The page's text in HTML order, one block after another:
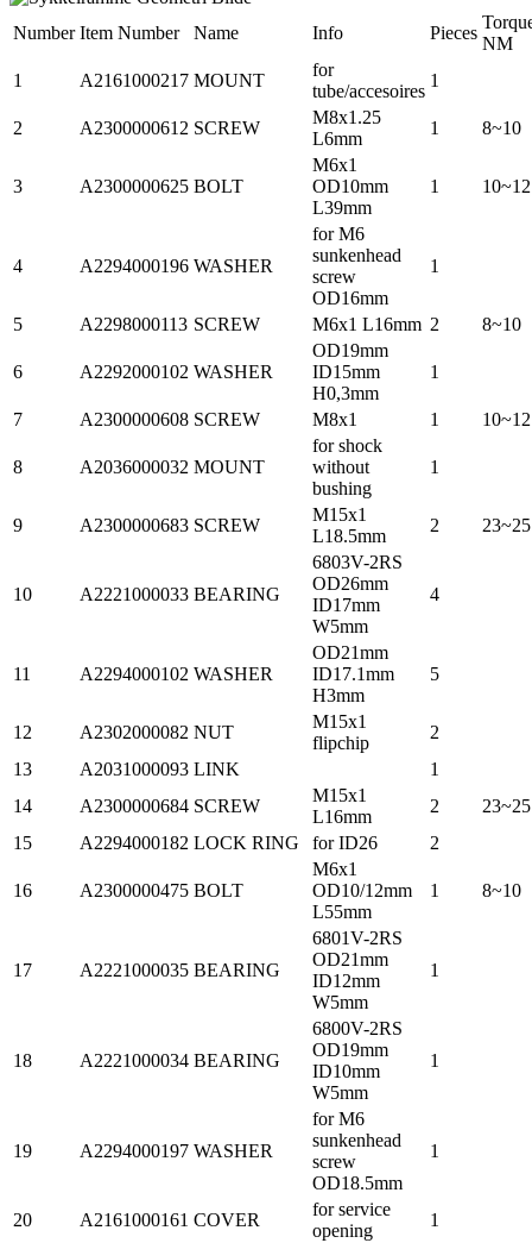
Number Item Number Name Info Pieces
NM
1
A2161000217 MOUNT
for
tube/accesoires
1
2 A2300000612 SCREW
M8x1.25
L6mm
1 8~10
3 A2300000625 BOLT
M6x1
OD10mm
L39mm
1 10~12
4 A2294000196 WASHER
for M6
sunkenhead
screw
OD16mm
1
5 A2298000113 SCREW M6x1 L16mm 2 8~10
6 A2292000102 WASHER
OD19mm
ID15mm
H0,3mm
1
7 A2300000608 SCREW M8x1 1 10~12
8 A2036000032 MOUNT
for shock
without
bushing
1
9 A2300000683 SCREW
M15x1
L18.5mm
2 23~25
10 A2221000033 BEARING
6803V-2RS
OD26mm
ID17mm
W5mm
4
11 A2294000102 WASHER
OD21mm
ID17.1mm
H3mm
5
12 A2302000082 NUT
M15x1
flipchip
2
13
A2031000093 LINK
1
14
A2300000684 SCREW
M15x1
L16mm
2
23~25
15
A2294000182 LOCK RING for ID26 2
16 A2300000475 BOLT
M6x1
OD10/12mm
L55mm
1 8~10
17 A2221000035 BEARING
6801V-2RS
OD21mm
ID12mm
W5mm
1
18 A2221000034 BEARING
6800V-2RS
OD19mm
ID10mm
W5mm
1
19 A2294000197 WASHER
for M6
sunkenhead
screw
OD18.5mm
1
20 A2161000161 COVER
for service
opening
1